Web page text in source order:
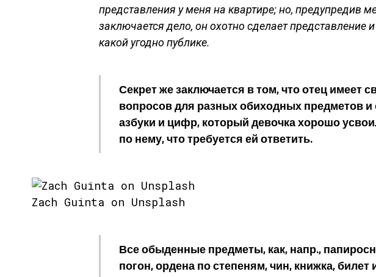
представления у меня на квартире; но, предупредив
заключается дело, он охотно сделает представление
какой угодно публике.
Секрет же заключается в том, что отец имеет
вопросов для разных обиходных предметов
азбуки и цифр, который девочка хорошо
по нему, что требуется ей ответить.
Zach Guinta on Unsplash
Все обыденные предметы, как, напр.,
погон, ордена по степеням, чин, книжка, билет